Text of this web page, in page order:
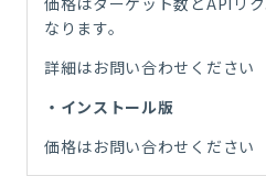
なります。
詳細はお問い合わせください
・インストール版
価格はお問い合わせください